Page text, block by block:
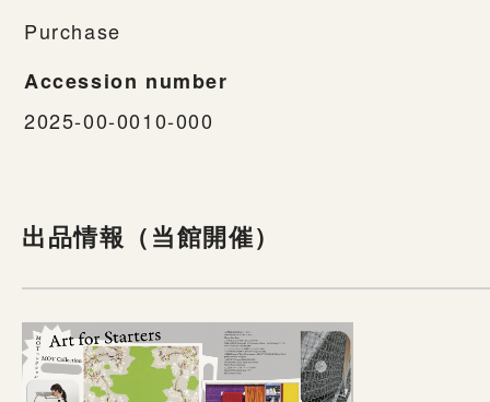
Purchase
Accession number
2025-00-0010-000
出品情報（当館開催）